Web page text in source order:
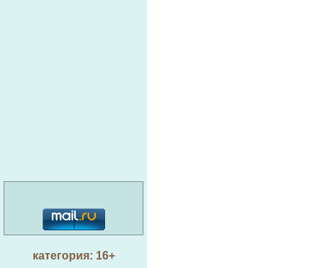
категория: 16+